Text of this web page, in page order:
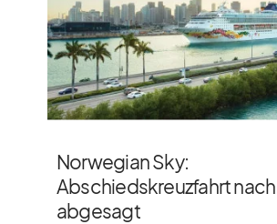
Norwegian Sky:
Abschiedskreuzfahrt
abgesagt